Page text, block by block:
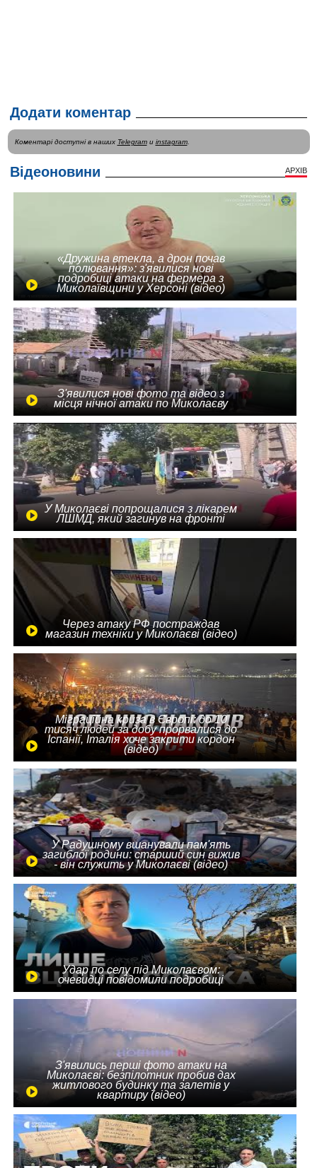
Додати коментар
Коментарі доступні в наших Telegramи instagram.
Відеоновини АРХІВ
«Дружина втекла, а дрон почав
полювання»: з'явилися нові
подробиці атаки на фермера з
Миколаївщини у Херсоні (відео)
З'явилися нові фото та відео з
місця нічної атаки по Миколаєву
У Миколаєві попрощалися з лікарем
ЛШМД, який загинув на фронті
Через атаку РФ постраждав
магазин техніки у Миколаєві (відео)
Міграційна криза в Європі: до 10
тисяч людей за добу прорвалися до
Іспанії, Італія хоче закрити кордон
(відео)
У Радушному вшанували пам'ять
загиблої родини: старший син вижив
- він служить у Миколаєві (відео)
Удар по селу під Миколаєвом:
очевидці повідомили подробиці
З'явились перші фото атаки на
Миколаєві: безпілотник пробив дах
житлового будинку та залетів у
квартиру (відео)